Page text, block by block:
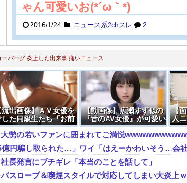
ゃん可愛いお(*´ω｀*)
2016/1/24 ニュース系2chスレ 2
ーバーグ 炎上した出来事 痛いニュース
流出画像】ＡＶ女優を
した同級生たち「お前
AV出てるって地元にバ
すぞ！やらせろ！」
【動画像】広瀬すず似の
『昔のAV女優』が可愛い
すぎる…
【
人
を
切
大勢の若いファンに囲まれてご満悦
長発言にブチギレ「本当のことを話して」
スローブ＆喫煙スタイルで対応してしまい大炎上ｗ